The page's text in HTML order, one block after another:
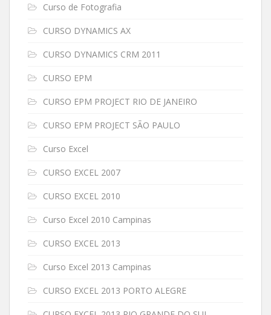
Curso de Fotografia
CURSO DYNAMICS AX
CURSO DYNAMICS CRM 2011
CURSO EPM
CURSO EPM PROJECT RIO DE JANEIRO
CURSO EPM PROJECT SÃO PAULO
Curso Excel
CURSO EXCEL 2007
CURSO EXCEL 2010
Curso Excel 2010 Campinas
CURSO EXCEL 2013
Curso Excel 2013 Campinas
CURSO EXCEL 2013 PORTO ALEGRE